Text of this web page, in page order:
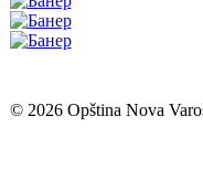
© 2026 Opština Nova